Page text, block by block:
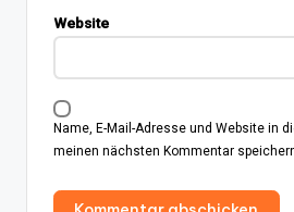
Website
Name, E-Mail-Adresse und Website in
meinen nächsten Kommentar